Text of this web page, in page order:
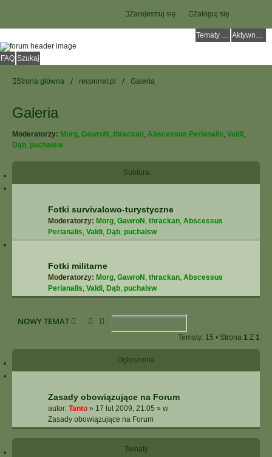
Zaloguj się
Zarejestruj się
Tematy bez odpowiedzi Aktywne tematy
FAQ Szukaj
Strona główna reconnet.pl Galeria
Galeria
Moderatorzy: Morg, GawroN , thrackan, Abscessus Perianalis, Valdi,
Dąb, puchalsw
Subfora
Fotki survivalowo-turystyczne
Moderatorzy: Morg, GawroN , thrackan, Abscessus
Perianalis, Valdi, Dąb, puchalsw
Fotki militarne
Moderatorzy: Morg, GawroN , thrackan, Abscessus
Perianalis, Valdi, Dąb, puchalsw
NOWY TEMAT SzukajWyszukiwanie Zaawansowane
Tematy: 15 • Strona 1 Z 1
Ogłoszenia
Zasady obowiązujące na Forum
autor: Tanto » 17 lut 2009, 21:05 » w
Zasady obowiązujące na Forum
Tematy